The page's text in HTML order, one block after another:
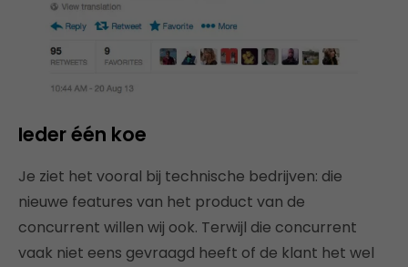
Ieder één koe
Je ziet het vooral bij technische bedrijven: die
nieuwe features van het product van de
concurrent willen wij ook. Terwijl die concurrent
vaak niet eens gevraagd heeft of de klant het wel